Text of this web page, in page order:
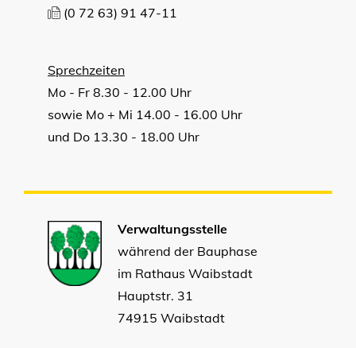
(0 72 63) 91 47-11
Sprechzeiten
Mo - Fr 8.30 - 12.00 Uhr
sowie Mo + Mi 14.00 - 16.00 Uhr
und Do 13.30 - 18.00 Uhr
Verwaltungsstelle
während der Bauphase
im Rathaus Waibstadt
Hauptstr. 31
74915 Waibstadt